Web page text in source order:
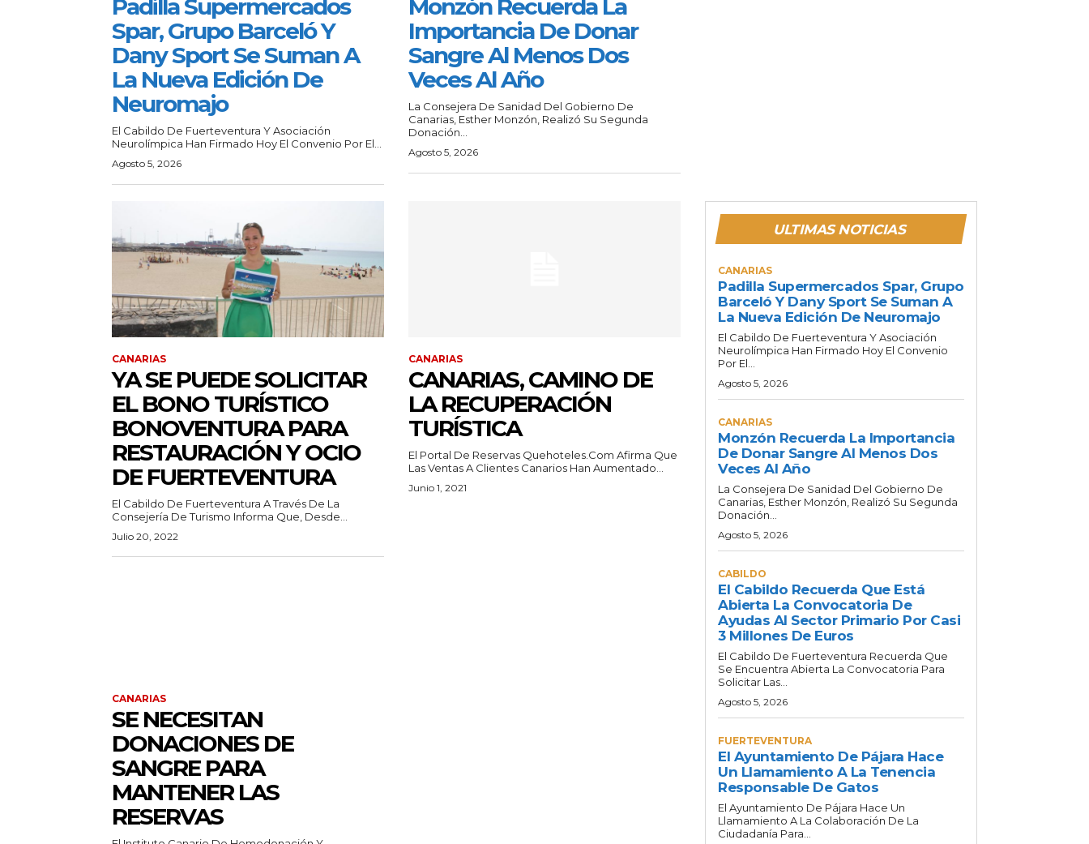
Padilla Supermercados
Spar, Grupo Barceló Y
Dany Sport Se Suman A
La Nueva Edición De
Neuromajo
El Cabildo De Fuerteventura Y Asociación
Neurolímpica Han Firmado Hoy El Convenio Por El...
Agosto 5, 2026
Monzón Recuerda La
Importancia De Donar
Sangre Al Menos Dos
Veces Al Año
La Consejera De Sanidad Del Gobierno De
Canarias, Esther Monzón, Realizó Su Segunda
Donación...
Agosto 5, 2026
CANARIAS
YA SE PUEDE SOLICITAR
EL BONO TURÍSTICO
BONOVENTURA PARA
RESTAURACIÓN Y OCIO
DE FUERTEVENTURA
El Cabildo De Fuerteventura A Través De La
Consejería De Turismo Informa Que, Desde...
Julio 20, 2022
CANARIAS
CANARIAS, CAMINO DE
LA RECUPERACIÓN
TURÍSTICA
El Portal De Reservas Quehoteles.com Afirma Que
Las Ventas A Clientes Canarios Han Aumentado...
Junio 1, 2021
CANARIAS
SE NECESITAN
DONACIONES DE
SANGRE PARA
MANTENER LAS
RESERVAS
ULTIMAS NOTICIAS
CANARIAS
Padilla Supermercados Spar, Grupo
Barceló Y Dany Sport Se Suman A
La Nueva Edición De Neuromajo
El Cabildo De Fuerteventura Y Asociación
Neurolímpica Han Firmado Hoy El Convenio
Por El...
Agosto 5, 2026
CANARIAS
Monzón Recuerda La Importancia
De Donar Sangre Al Menos Dos
Veces Al Año
La Consejera De Sanidad Del Gobierno De
Canarias, Esther Monzón, Realizó Su Segunda
Donación...
Agosto 5, 2026
CABILDO
El Cabildo Recuerda Que Está
Abierta La Convocatoria De
Ayudas Al Sector Primario Por Casi
3 Millones De Euros
El Cabildo De Fuerteventura Recuerda Que
Se Encuentra Abierta La Convocatoria Para
Solicitar Las...
Agosto 5, 2026
FUERTEVENTURA
El Ayuntamiento De Pájara Hace
Un Llamamiento A La Tenencia
Responsable De Gatos
El Ayuntamiento De Pájara Hace Un
Llamamiento A La Colaboración De La
Ciudadanía Para...